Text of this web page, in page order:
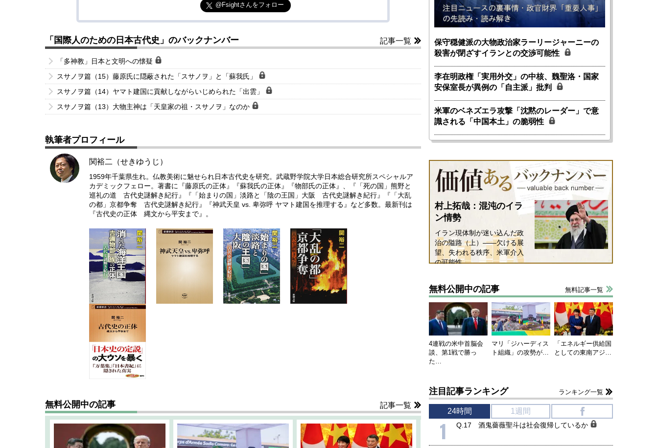
@Fsightさんをフォロー
「国際人のための日本古代史」のバックナンバー 記事一覧
「多神教」日本と文明への懐疑
スサノヲ篇（15）藤原氏に隠蔽された「スサノヲ」と「蘇我氏」
スサノヲ篇（14）ヤマト建国に貢献しながらいじめられた「出雲」
スサノヲ篇（13）大物主神は「天皇家の祖・スサノヲ」なのか
執筆者プロフィール
関裕二（せきゆうじ）
1959年千葉県生れ。仏教美術に魅せられ日本古代史を研究。武蔵野学院大学日本総合研究所スペシャルア
カデミックフェロー。著書に『藤原氏の正体』『蘇我氏の正体』『物部氏の正体』、『「死の国」熊野と
巡礼の道 古代史謎解き紀行』『「始まりの国」淡路と「陰の王国」大阪 古代史謎解き紀行』『「大乱
の都」京都争奪 古代史謎解き紀行』『神武天皇 vs. 卑弥呼 ヤマト建国を推理する』など多数。最新刊は
『古代史の正体 縄文から平安まで』。
無料公開中の記事 記事一覧
保守穏健派の大物政治家ラーリージャーニーの
殺害が閉ざすイランとの交渉可能性
李在明政権「実用外交」の中核、魏聖洛・国家
安保室長が異例の「自主派」批判
米軍のベネズエラ攻撃「沈黙のレーダー」で意
識される「中国本土」の脆弱性
村上拓哉：混沌のイラ
ン情勢
イラン現体制が迷い込んだ政
治の隘路（上）――欠ける展
望、失われる秩序、米軍介入
の可能性
無料公開中の記事 無料記事一覧
4連戦の米中首脳会
談、第1戦で勝っ
た…
マリ「ジハーディス
ト組織」の攻勢が…
「エネルギー供給国
としての東南アジ…
注目記事ランキング ランキング一覧
24時間 1週間
1 Q.17 酒鬼薔薇聖斗は社会復帰しているか